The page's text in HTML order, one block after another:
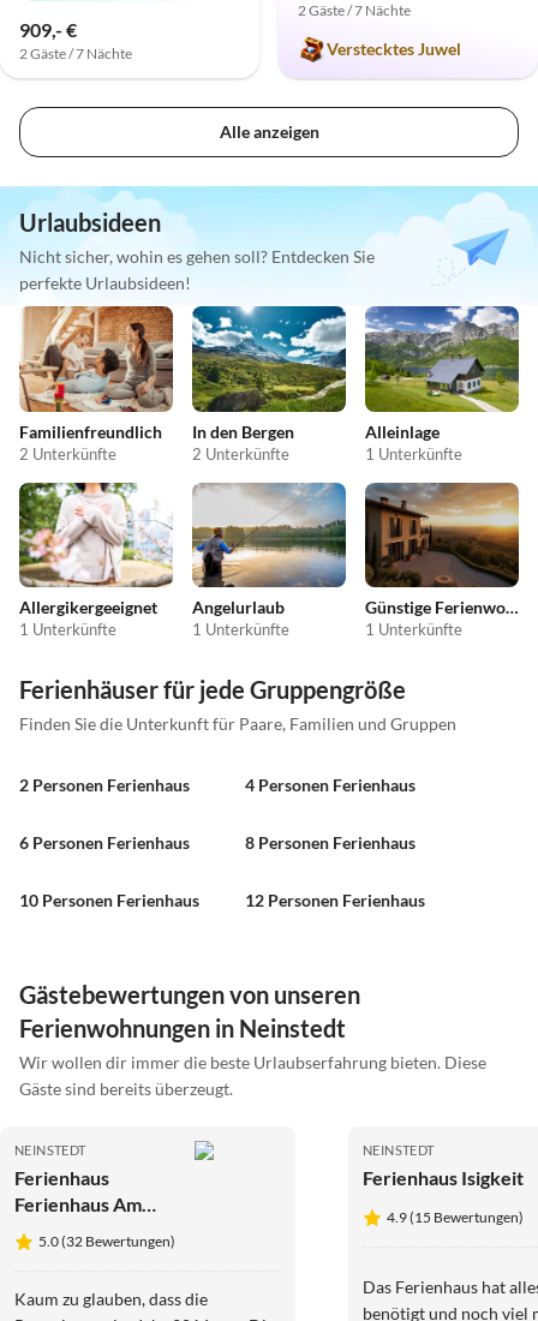
909,- €
2 Gäste / 7 Nächte
2 Gäste / 7 Nächte
Verstecktes Juwel
Alle anzeigen
Urlaubsideen
Nicht sicher, wohin es gehen soll? Entdecken Sie
perfekte Urlaubsideen!
Familienfreundlich
2 Unterkünfte
In den Bergen
2 Unterkünfte
Alleinlage
1 Unterkünfte
Allergikergeeignet
1 Unterkünfte
Angelurlaub
1 Unterkünfte
Günstige Ferienwohnungen
1 Unterkünfte
Ferienhäuser für jede Gruppengröße
Finden Sie die Unterkunft für Paare, Familien und Gruppen
2 Personen Ferienhaus 4 Personen Ferienhaus
6 Personen Ferienhaus 8 Personen Ferienhaus
10 Personen Ferienhaus 12 Personen Ferienhaus
Gästebewertungen von unseren
Ferienwohnungen in Neinstedt
Wir wollen dir immer die beste Urlaubserfahrung bieten. Diese
Gäste sind bereits überzeugt.
NEINSTEDT
Ferienhaus
Ferienhaus Am
Brunnen
5.0 (32 Bewertungen)
Kaum zu glauben, dass die
NEINSTEDT
Ferienhaus Isigkeit
4.9 (15 Bewertungen)
Das Ferienhaus hat
benötigt und noch viel